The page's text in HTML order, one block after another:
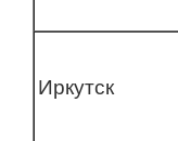
Иркутск